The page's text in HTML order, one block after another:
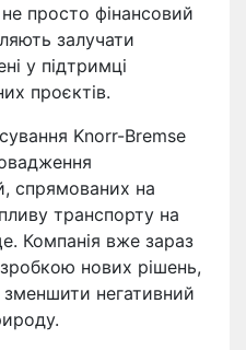
не просто фінансовий
залучати
у підтримці
проєктів.
Knorr-Bremse
спрямованих на
транспорту на
Компанія вже зараз
нових рішень,
негативний